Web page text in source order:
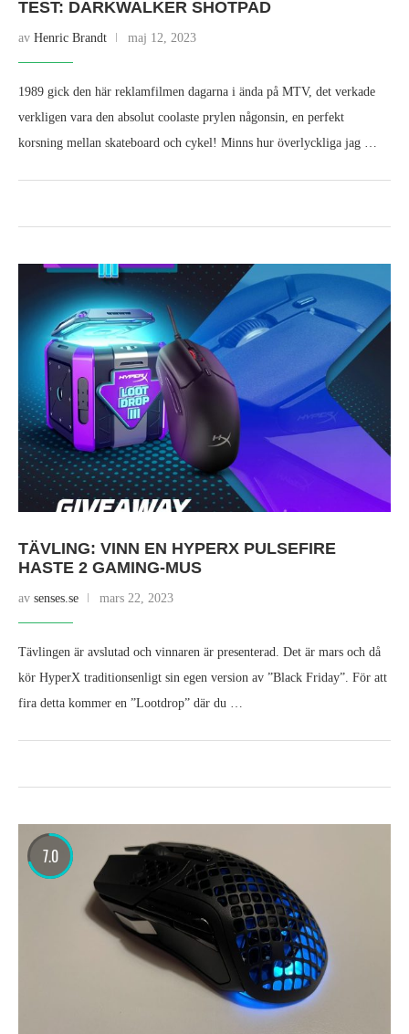
TEST: DARKWALKER SHOTPAD
av Henric Brandt maj 12, 2023
1989 gick den här reklamfilmen dagarna i ända på MTV, det verkade
verkligen vara den absolut coolaste prylen någonsin, en perfekt
korsning mellan skateboard och cykel! Minns hur överlyckliga jag …
TÄVLING: VINN EN HYPERX PULSEFIRE
HASTE 2 GAMING-MUS
av senses.se mars 22, 2023
Tävlingen är avslutad och vinnaren är presenterad. Det är mars och då
kör HyperX traditionsenligt sin egen version av ”Black Friday”. För att
fira detta kommer en ”Lootdrop” där du …
7.0